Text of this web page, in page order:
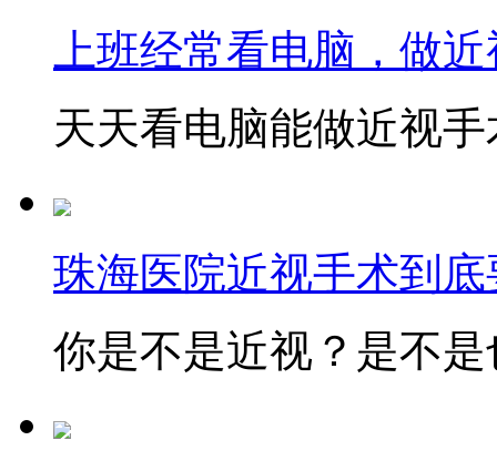
上班经常看电脑，做
天天看电脑能做近视
珠海医院近视手术到
你是不是近视？是不